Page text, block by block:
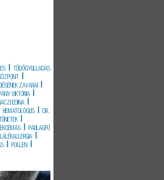
| TÜDŐGYULLADÁS
|
ZAVARAI |
VIKTÓRIA |
EDINA |
HEMATOLÓGUS | DR.
|
EKCÉMÁS | PARLAGFŰ
|
| POLLEN |